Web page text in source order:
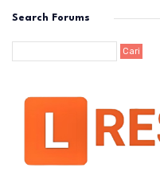
Search Forums